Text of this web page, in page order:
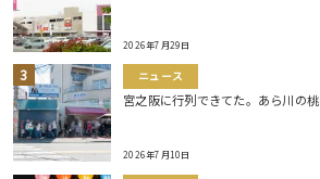
2026年7月29日
ニュース
宮之阪に行列できてた。あら川の桃
2026年7月10日